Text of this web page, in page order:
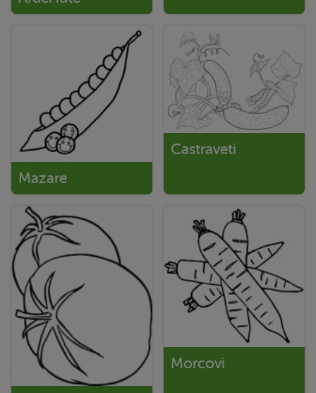
Mazare
Castraveti
Morcovi